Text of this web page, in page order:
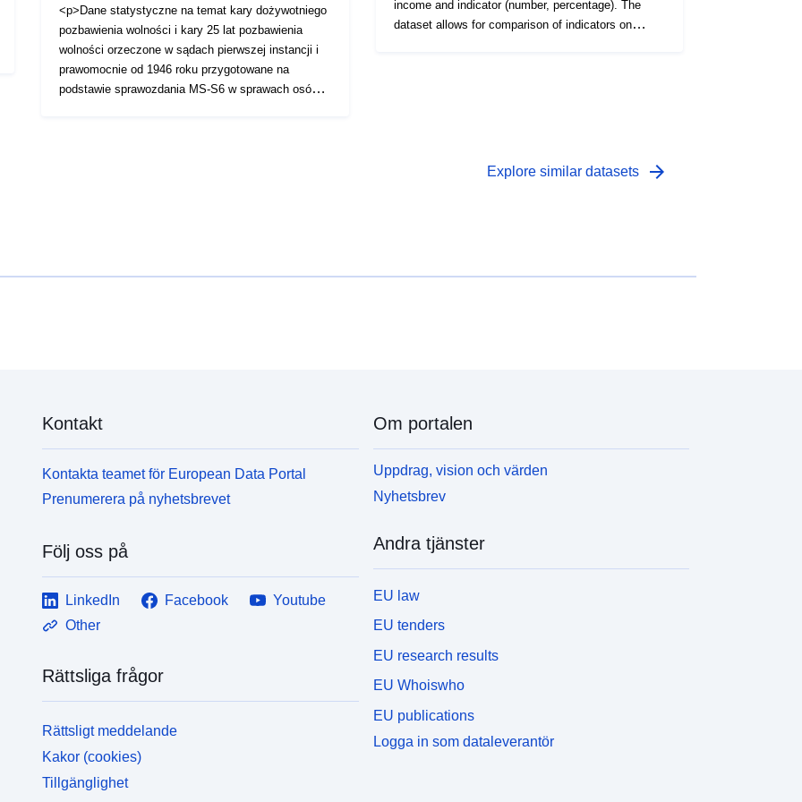
<p>Dane statystyczne na temat kary dożywotniego
pozbawienia wolności i kary 25 lat pozbawienia
wolności orzeczone w sądach pierwszej instancji i
prawomocnie od 1946 roku przygotowane na
podstawie sprawozdania MS-S6 w sprawach osób
income and indicator (number, percentage). The
dataset allows for comparison of indicators on
Explore similar datasets arrow_forward
Kontakt
Kontakta teamet för European Data Portal
Prenumerera på nyhetsbrevet
Följ oss på
LinkedIn Facebook
Youtube
Other
Rättsliga frågor
Rättsligt meddelande
Kakor (cookies)
Tillgänglighet
Om portalen
Uppdrag, vision och värden
Nyhetsbrev
Andra tjänster
EU law
EU tenders
EU research results
EU Whoiswho
EU publications
Logga in som dataleverantör